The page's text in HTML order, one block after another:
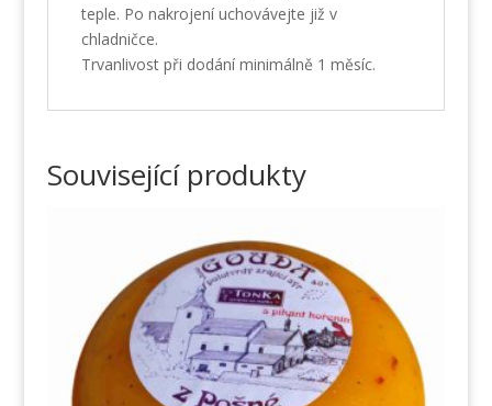
teple. Po nakrojení uchovávejte již v
chladničce.
Trvanlivost při dodání minimálně 1 měsíc.
Související produkty